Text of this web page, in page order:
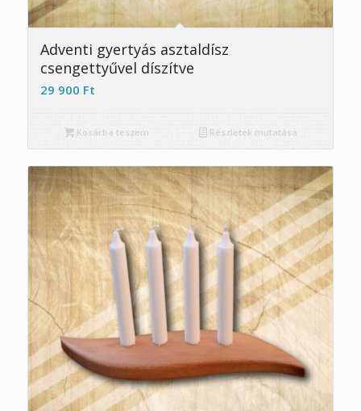
Adventi gyertyás asztaldísz
csengettyűvel díszítve
29 900 Ft
Kosárba teszem Részletek mutatása